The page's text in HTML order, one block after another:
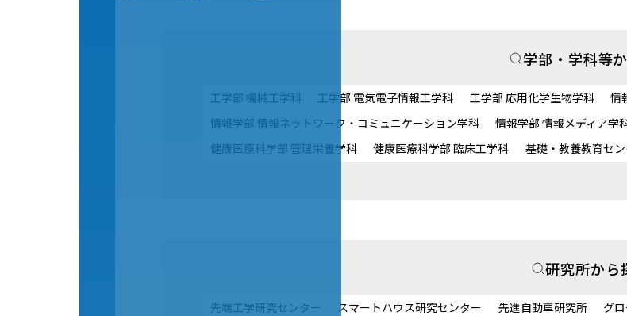
学部・学科等
工学部 機械工学科 工学部 電気電子情報工学科 工学部 応用化学生物学科
情
情報学部 情報ネットワーク・コミュニケーション学科
情報学部 情報メディア学
健康医療科学部 管理栄養学科
健康医療科学部 臨床工学科 基礎・教養教育セ
研究所から
先端工学研究センター スマートハウス研究センター 先進自動車研究所 グ